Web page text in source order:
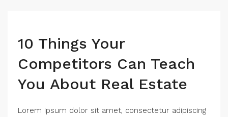
10 Things Your
Competitors Can Teach
You About Real Estate
Lorem ipsum dolor sit amet, consectetur adipiscing